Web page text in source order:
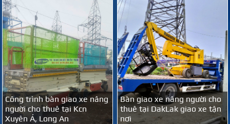
Công trình bàn giao xe nâng
người cho thuê tại Kcn
Xuyên Á, Long An
Bàn giao xe nâng người cho
thuê tại DakLak giao xe tận
nơi